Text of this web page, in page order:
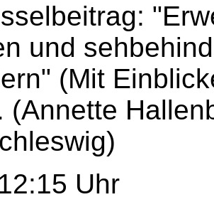
und
(Mit
(Annette
Uhr